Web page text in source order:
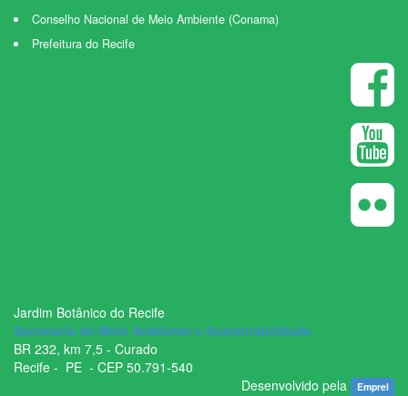
Conselho Nacional de Meio Ambiente (Conama)
Prefeitura do Recife
Jardim Botânico do Recife
Secretaria de Meio Ambiente e Sustentabilidade
BR ­232, km 7,5 - Curado
Recife - ­ PE - CEP 50.791­-540
Desenvolvido pela Emprel